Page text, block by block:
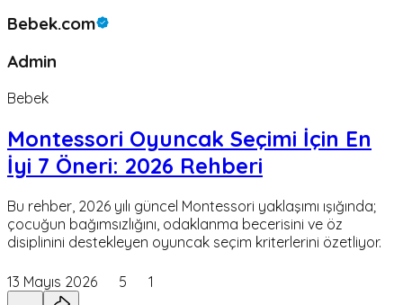
Bebek.com
Admin
Bebek
Montessori Oyuncak Seçimi İçin En
İyi 7 Öneri: 2026 Rehberi
Bu rehber, 2026 yılı güncel Montessori yaklaşımı ışığında;
çocuğun bağımsızlığını, odaklanma becerisini ve öz
disiplinini destekleyen oyuncak seçim kriterlerini özetliyor.
13 Mayıs 2026 5 1